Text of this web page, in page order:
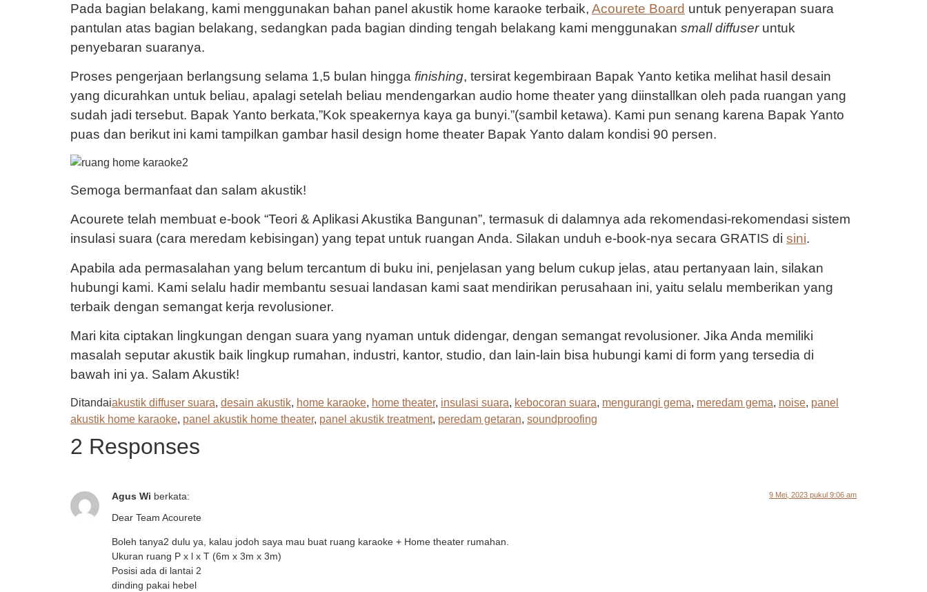
Pada bagian belakang, kami menggunakan bahan panel akustik home karaoke terbaik, Acourete Board untuk penyerapan suara
pantulan atas bagian belakang, sedangkan pada bagian dinding tengah belakang kami menggunakan small diffuseruntuk
penyebaran suaranya.
Proses pengerjaan berlangsung selama 1,5 bulan hingga finishing, tersirat kegembiraan Bapak Yanto ketika melihat hasil desain
yang dicurahkan untuk beliau, apalagi setelah beliau mendengarkan audio home theater yang diinstallkan oleh pada ruangan yang
sudah jadi tersebut. Bapak Yanto berkata,”Kok speakernya kaya ga bunyi.”(sambil ketawa). Kami pun senang karena Bapak Yanto
puas dan berikut ini kami tampilkan gambar hasil design home theater Bapak Yanto dalam kondisi 90 persen.
Semoga bermanfaat dan salam akustik!
Acourete telah membuat e-book “Teori & Aplikasi Akustika Bangunan”, termasuk di dalamnya ada rekomendasi-rekomendasi sistem
insulasi suara (cara meredam kebisingan) yang tepat untuk ruangan Anda. Silakan unduh e-book-nya secara GRATIS di sini.
Apabila ada permasalahan yang belum tercantum di buku ini, penjelasan yang belum cukup jelas, atau pertanyaan lain, silakan
hubungi kami. Kami selalu hadir membantu sesuai landasan kami saat mendirikan perusahaan ini, yaitu selalu memberikan yang
terbaik dengan semangat kerja revolusioner.
Mari kita ciptakan lingkungan dengan suara yang nyaman untuk didengar, dengan semangat revolusioner. Jika Anda memiliki
masalah seputar akustik baik lingkup rumahan, industri, kantor, studio, dan lain-lain bisa hubungi kami di form yang tersedia di
bawah ini ya. Salam Akustik!
Ditandaiakustik diffuser suara, desain akustik, home karaoke, home theater, insulasi suara, kebocoran suara, mengurangi gema, meredam gema, noise, panel
akustik home karaoke, panel akustik home theater, panel akustik treatment, peredam getaran, soundproofing
2 Responses
Agus Wi berkata: 9 Mei, 2023 pukul 9:06 am
Dear Team Acourete
Boleh tanya2 dulu ya, kalau jodoh saya mau buat ruang karaoke + Home theater rumahan.
Ukuran ruang P x l x T (6m x 3m x 3m)
Posisi ada di lantai 2
dinding pakai hebel